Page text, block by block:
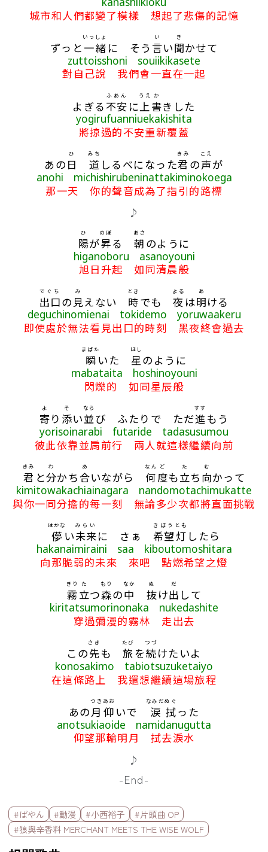
城市和人們都變了模樣 想起了悲傷的記憶
ずっと 一緒
いっしょ
に そう 言
い
い聞
き
かせて
zuttoisshoni souiikikasete
對自己說 我們會一直在一起
よぎる 不安
ふあん
に 上
うえ
書
か
きした
yogirufuanniuekakishita
將掠過的不安重新覆蓋
あの 日
ひ
道
みち
しるべになった君
きみ
の声
こえ
が
anohi michishirubeninattakiminokoega
那一天 你的聲音成為了指引的路標
♪
陽
ひ
が昇
のぼ
る 朝
あさ
のように
higanoboru asanoyouni
旭日升起 如同清晨般
出口
でぐち
の 見
み
えない 時
とき
でも夜
よる
は明
あ
ける
deguchinomienai tokidemo yoruwaakeru
即使處於無法看見出口的時刻 黑夜終會過去
瞬
まばた
いた 星
ほし
のように
mabataita hoshinoyouni
閃爍的 如同星辰般
寄
よ
り 添
そ
い並
なら
び ふたりで ただ進
すす
もう
yorisoinarabi futaride tadasusumou
彼此依靠並肩前行 兩人就這樣繼續向前
君
きみ
と分
わ
かち合
あ
いながら 何
なん
度
ど
も立
た
ち 向
む
かって
kimitowakachiainagara nandomotachimukatte
與你一同分擔的每一刻 無論多少次都將直面挑戰
儚
はかな
い未来
みらい
に さぁ 希望
きぼう
灯
とも
したら
hakanaimiraini saa kiboutomoshitara
向那脆弱的未來 來吧 點燃希望之燈
霧
きり
立
た
つ森
もり
の中
なか
抜
ぬ
け出
だ
して
kiritatsumorinonaka nukedashite
穿過彌漫的霧林 走出去
この先
さき
も 旅
たび
を続
つづ
けたいよ
konosakimo tabiotsuzuketaiyo
在這條路上 我還想繼續這場旅程
あの 月
つき
仰
あお
いで 涙
なみだ
拭
ぬぐ
った
anotsukiaoide namidanugutta
仰望那輪明月 拭去淚水
♪
-End-
標籤欄
#ぱやん #動漫 #小西裕子
#片頭曲 OP
#狼與辛香料 MERCHANT MEETS THE WISE WOLF